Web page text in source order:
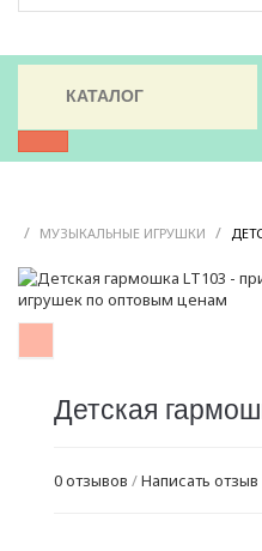
КАТАЛОГ
/ МУЗЫКАЛЬНЫЕ ИГРУШКИ /
Детская
0 отзывов /Написать отзыв